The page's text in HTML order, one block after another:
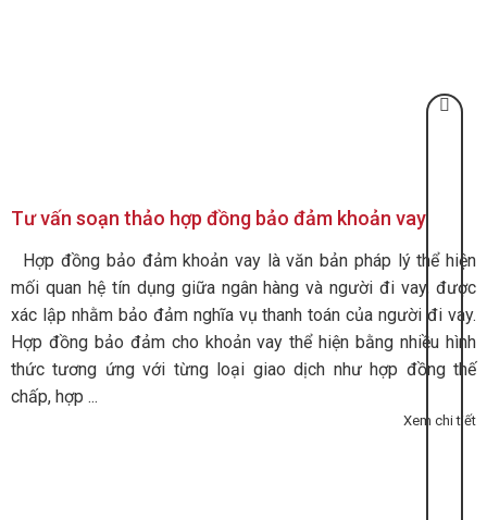
Tư vấn soạn thảo hợp đồng bảo đảm khoản vay
Hợp đồng bảo đảm khoản vay là văn bản pháp lý thể hiện
mối quan hệ tín dụng giữa ngân hàng và người đi vay, được
xác lập nhằm bảo đảm nghĩa vụ thanh toán của người đi vay.
Hợp đồng bảo đảm cho khoản vay thể hiện bằng nhiều hình
thức tương ứng với từng loại giao dịch như hợp đồng thế
chấp, hợp ...
Xem chi tiết